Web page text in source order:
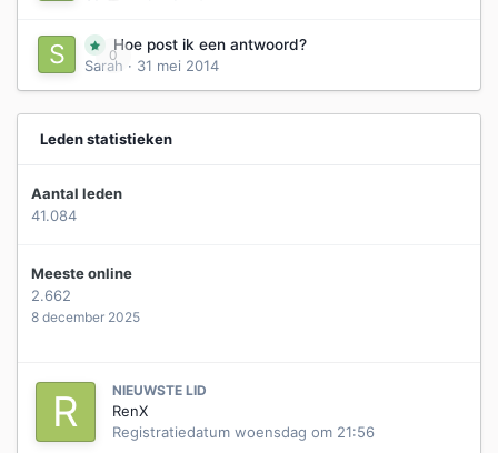
0
Hoe post ik een antwoord?
Sarah · 31 mei 2014
Leden statistieken
Aantal leden
41.084
Meeste online
2.662
8 december 2025
NIEUWSTE LID
RenX
Registratiedatum woensdag om 21:56